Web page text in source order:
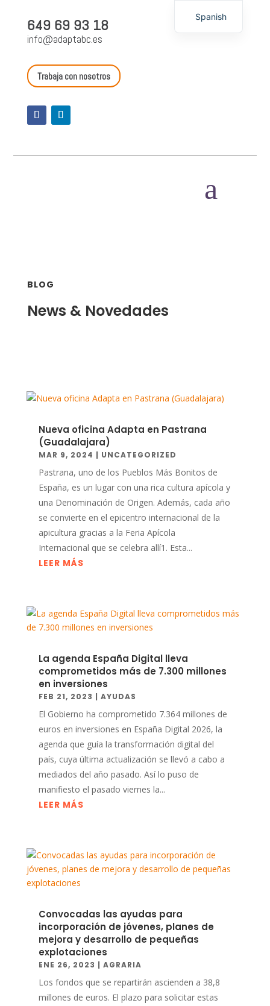
649 69 93 18
info@adaptabc.es
Trabaja con nosotros
a
BLOG
News & Novedades
Nueva oficina Adapta en Pastrana
(Guadalajara)
MAR 9, 2024 | UNCATEGORIZED
Pastrana, uno de los Pueblos Más Bonitos de
España, es un lugar con una rica cultura apícola y
una Denominación de Origen. Además, cada año
se convierte en el epicentro internacional de la
apicultura gracias a la Feria Apícola
Internacional que se celebra allí1. Esta...
LEER MÁS
La agenda España Digital lleva
comprometidos más de 7.300 millones
en inversiones
FEB 21, 2023 | AYUDAS
El Gobierno ha comprometido 7.364 millones de
euros en inversiones en España Digital 2026, la
agenda que guía la transformación digital del
país, cuya última actualización se llevó a cabo a
mediados del año pasado. Así lo puso de
manifiesto el pasado viernes la...
LEER MÁS
Convocadas las ayudas para
incorporación de jóvenes, planes de
mejora y desarrollo de pequeñas
explotaciones
ENE 26, 2023 | AGRARIA
Los fondos que se repartirán ascienden a 38,8
millones de euros. El plazo para solicitar estas
Spanish